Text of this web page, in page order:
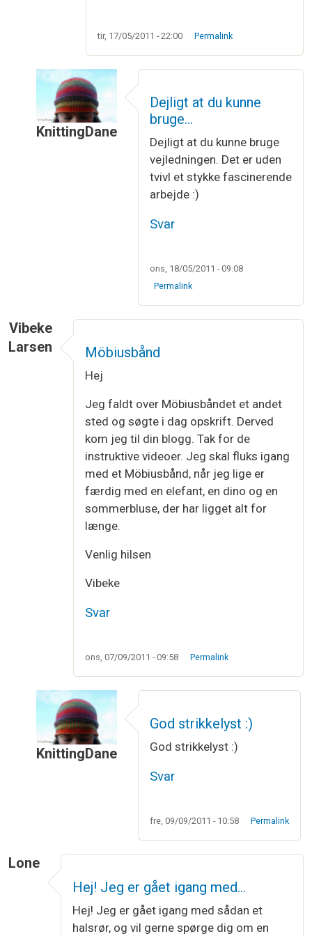
tir, 17/05/2011 - 22:00 Permalink
KnittingDane
Din instruktion på Möbius…afIrene
Dejligt at du kunne
bruge…
Dejligt at du kunne bruge
vejledningen. Det er uden
tvivl et stykke fascinerende
arbejde :)
Svar
ons, 18/05/2011 - 09:08
Permalink
Vibeke
Larsen
Möbiusbånd
Hej
Jeg faldt over Möbiusbåndet et andet
sted og søgte i dag opskrift. Derved
kom jeg til din blogg. Tak for de
instruktive videoer. Jeg skal fluks igang
med et Möbiusbånd, når jeg lige er
færdig med en elefant, en dino og en
sommerbluse, der har ligget alt for
længe.
Venlig hilsen
Vibeke
Svar
ons, 07/09/2011 - 09:58 Permalink
KnittingDane
Möbiusbånd
God strikkelyst :)
God strikkelyst :)
Svar
fre, 09/09/2011 - 10:58 Permalink
Lone
Hej! Jeg er gået igang med…
Hej! Jeg er gået igang med sådan et
halsrør, og vil gerne spørge dig om en